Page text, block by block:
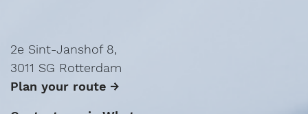
2e Sint-Janshof 8,
3011 SG Rotterdam
Plan your route →